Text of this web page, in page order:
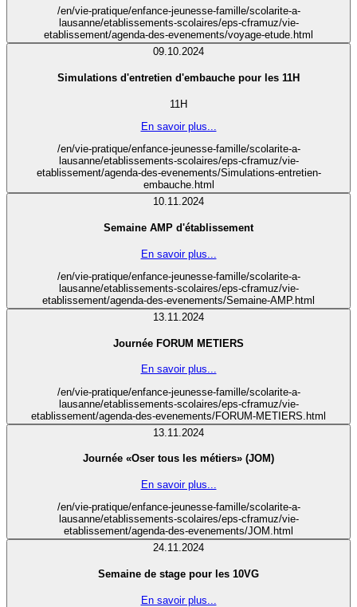
/en/vie-pratique/enfance-jeunesse-famille/scolarite-a-
lausanne/etablissements-scolaires/eps-cframuz/vie-
etablissement/agenda-des-evenements/voyage-etude.html
09.10.2024
Simulations d'entretien d'embauche pour les 11H
11H
En savoir plus...
/en/vie-pratique/enfance-jeunesse-famille/scolarite-a-
lausanne/etablissements-scolaires/eps-cframuz/vie-
etablissement/agenda-des-evenements/Simulations-entretien-
embauche.html
10.11.2024
Semaine AMP d'établissement
En savoir plus...
/en/vie-pratique/enfance-jeunesse-famille/scolarite-a-
lausanne/etablissements-scolaires/eps-cframuz/vie-
etablissement/agenda-des-evenements/Semaine-AMP.html
13.11.2024
Journée FORUM METIERS
En savoir plus...
/en/vie-pratique/enfance-jeunesse-famille/scolarite-a-
lausanne/etablissements-scolaires/eps-cframuz/vie-
etablissement/agenda-des-evenements/FORUM-METIERS.html
13.11.2024
Journée «Oser tous les métiers» (JOM)
En savoir plus...
/en/vie-pratique/enfance-jeunesse-famille/scolarite-a-
lausanne/etablissements-scolaires/eps-cframuz/vie-
etablissement/agenda-des-evenements/JOM.html
24.11.2024
Semaine de stage pour les 10VG
En savoir plus...